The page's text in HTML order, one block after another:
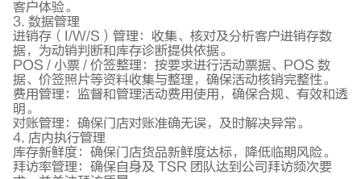
客户体验。
3. 数据管理
进销存（I/W/S）管理：收集、核对及分析客户进销存数
据，为动销判断和库存诊断提供依据。
POS / 小票 / 价签整理：按要求进行活动票据、POS 数
据、价签照片等资料收集与整理，确保活动核销完整性。
费用管理：监督和管理活动费用使用，确保合规、有效和透
明。
对账管理：确保门店对账准确无误，及时解决异常。
4. 店内执行管理
库存新鲜度：确保门店货品新鲜度达标，降低临期风险。
拜访率管理：确保自身及 TSR 团队达到公司拜访频次要